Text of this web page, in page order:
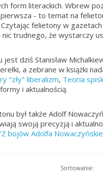
form literackich. Wbrew
- to temat na
felietony w
trudnego, że wystarczy
dziś Stanisław
a zebrane w książki
"zły" liberalizm, Teoria
i aktualnością.
był także Adolf
swoją precyzją i
bojów Adolfa
Sortowanie: